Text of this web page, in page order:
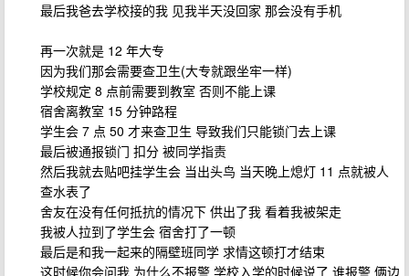
最后我爸去学校接的我 见我半天没回家 那会没有手机
再一次就是 12 年大专
因为我们那会需要查卫生(大专就跟坐牢一样)
学校规定 8 点前需要到教室 否则不能上课
宿舍离教室 15 分钟路程
学生会 7 点 50 才来查卫生 导致我们只能锁门去上课
最后被通报锁门 扣分 被同学指责
然后我就去贴吧挂学生会 当出头鸟 当天晚上熄灯 11 点就被人
查水表了
舍友在没有任何抵抗的情况下 供出了我 看着我被架走
我被人拉到了学生会 宿舍打了一顿
最后是和我一起来的隔壁班同学 求情这顿打才结束
这时候你会问我 为什么不报警 学校入学的时候说了 谁报警 俩边